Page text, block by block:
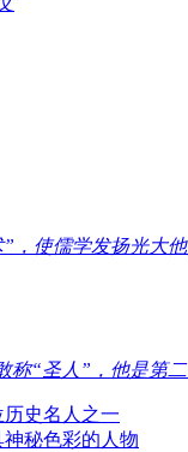
，使儒学发扬光大
称“圣人”，他是第
史名人之一
秘色彩的人物